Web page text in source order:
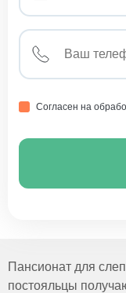
Согласен на
Пансионат для
постояльцы